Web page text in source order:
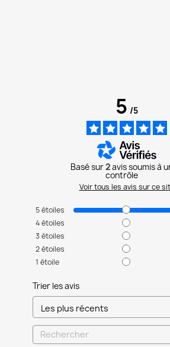
5/5
Basé sur2avis soumis à
contrôle
Voir tous les avis sur ce
5étoiles
4étoiles
3 étoiles
2étoiles
1 étoile
Trier les avis